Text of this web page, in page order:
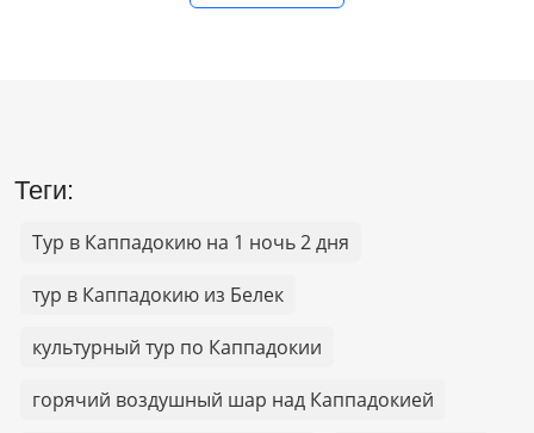
Теги:
Тур в Каппадокию на 1 ночь 2 дня
тур в Каппадокию из Белек
культурный тур по Каппадокии
горячий воздушный шар над Каппадокией